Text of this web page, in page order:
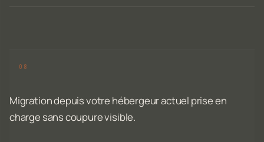
Migration depuis votre hébergeur actuel prise en
charge sans coupure visible.